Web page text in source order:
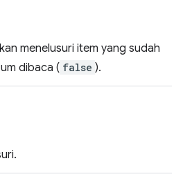
menelusuri item yang sudah
dibaca ( false ).